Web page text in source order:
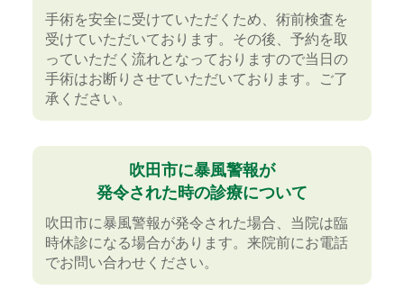
させていただきます。
尚、午後診療は通常通りとさせていただきます
が、診療開始時間が遅れる場合があります。
予めご了承ください。
2025年9月5日
年末年始のお知らせ【変更】
令和7年12月29日（月）〜 令和8年1月5日（月）
まで休診とさせていただきます。
尚、令和8年1月6日（火）より通常診察となりま
す。予めご了承お願いいたします。
手術を安全に受けていただくため、術前検査を
受けていただいております。その後、予約を取
っていただく流れとなっておりますので当日の
手術はお断りさせていただいております。ご了
承ください。
吹田市に暴風警報が
発令された時の診療について
吹田市に暴風警報が発令された場合、当院は臨
時休診になる場合があります。来院前にお電話
でお問い合わせください。